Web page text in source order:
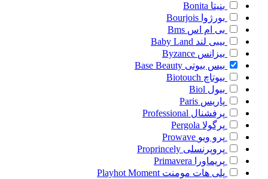
بنیتا Bonita
بورژوا Bourjois
بی ام اس Bms
بیبی لند Baby Land
بیزانس Byzance
بیس بیوتی Base Beauty
بیوتاچ Biotouch
بیول Biol
پاریس Paris
پرفشنال Professional
پرگولا Pergola
پرو ویو Prowave
پروپرنسلی Proprincely
پریماورا
Primavera
پلی هات مومنت Playhot Moment